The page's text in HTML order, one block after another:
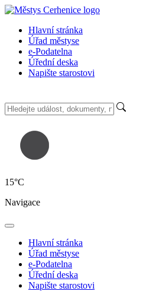
Hlavní stránka
Úřad městyse
e-Podatelna
Úřední deska
Napište starostovi
15°C
Navigace
Hlavní stránka
Úřad městyse
e-Podatelna
Úřední deska
Napište starostovi